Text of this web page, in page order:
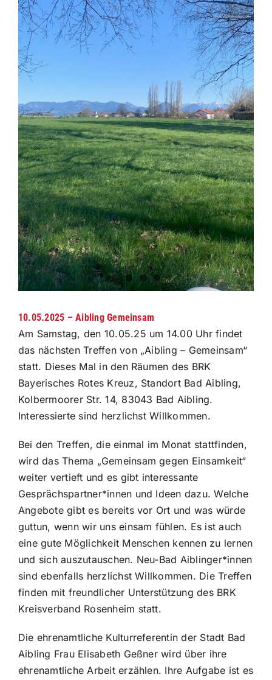
Bild
10.05.2025 – Aibling Gemeinsam
Am Samstag, den 10.05.25 um 14.00 Uhr findet
das nächsten Treffen von „Aibling – Gemeinsam“
statt. Dieses Mal in den Räumen des BRK
Bayerisches Rotes Kreuz, Standort Bad Aibling,
Kolbermoorer Str. 14, 83043 Bad Aibling.
Interessierte sind herzlichst Willkommen.
Bei den Treffen, die einmal im Monat stattfinden,
wird das Thema „Gemeinsam gegen Einsamkeit“
weiter vertieft und es gibt interessante
Gesprächspartner*innen und Ideen dazu. Welche
Angebote gibt es bereits vor Ort und was würde
guttun, wenn wir uns einsam fühlen. Es ist auch
eine gute Möglichkeit Menschen kennen zu lernen
und sich auszutauschen. Neu-Bad Aiblinger*innen
sind ebenfalls herzlichst Willkommen. Die Treffen
finden mit freundlicher Unterstützung des BRK
Kreisverband Rosenheim statt.
Die ehrenamtliche Kulturreferentin der Stadt Bad
Aibling Frau Elisabeth Geßner wird über ihre
ehrenamtliche Arbeit erzählen. Ihre Aufgabe ist es